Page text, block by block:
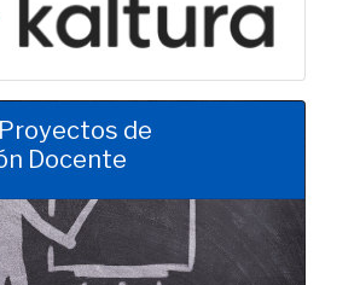
de
Docente
más